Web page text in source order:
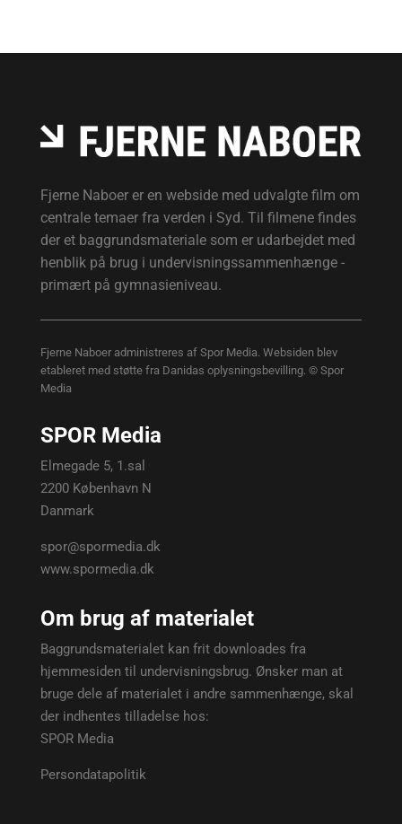
Fjerne Naboer er en webside med udvalgte film om
centrale temaer fra verden i Syd. Til filmene findes
der et baggrundsmateriale som er udarbejdet med
henblik på brug i undervisningssammenhænge -
primært på gymnasieniveau.
Fjerne Naboer administreres af Spor Media. Websiden blev
etableret med støtte fra Danidas oplysningsbevilling. © Spor
Media
SPOR Media
Elmegade 5, 1.sal
2200 København N
Danmark
spor@spormedia.dk
www.spormedia.dk
Om brug af materialet
Baggrundsmaterialet kan frit downloades fra
hjemmesiden til undervisningsbrug. Ønsker man at
bruge dele af materialet i andre sammenhænge, skal
der indhentes tilladelse hos:
SPOR Media
Persondatapolitik